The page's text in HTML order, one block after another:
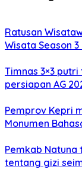
Ratusan
Wisata Season
Timnas 3×3
persiapan AG
Pemprov Kepri
Monumen
Pemkab
tentang gizi